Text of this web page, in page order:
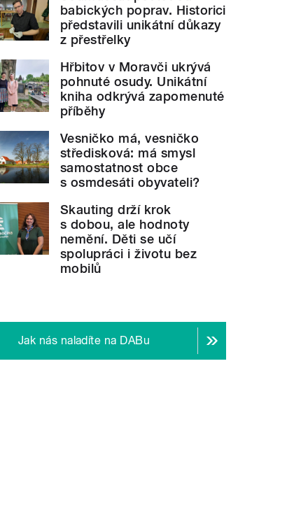
babických poprav. Historici
představili unikátní důkazy
z přestřelky
Hřbitov v Moravči ukrývá
pohnuté osudy. Unikátní
kniha odkrývá zapomenuté
příběhy
Vesničko má, vesničko
středisková: má smysl
samostatnost obce
s osmdesáti obyvateli?
Skauting drží krok
s dobou, ale hodnoty
nemění. Děti se učí
spolupráci i životu bez
mobilů
Jak nás naladíte na DABu